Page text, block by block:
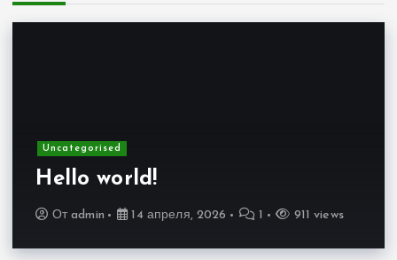
Uncategorised
Hello world!
Отadmin 14 апреля, 2026 1 911 views